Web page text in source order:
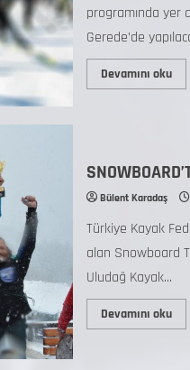
programında yer
Gerede’de
Devamını oku
Bülent Karadaş
Türkiye Kayak
alan Snowboard
Uludağ Kayak...
Devamını oku